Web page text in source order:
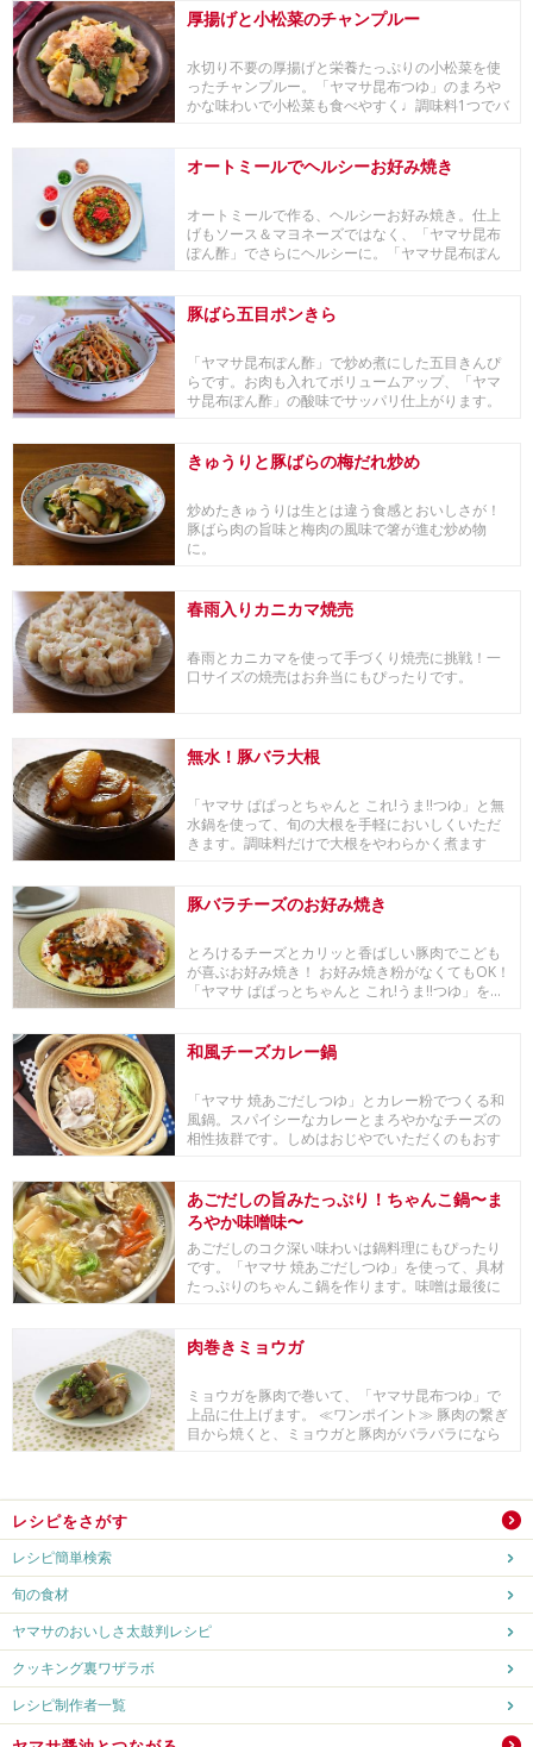
厚揚げと小松菜のチャンプルー
水切り不要の厚揚げと栄養たっぷりの小松菜を使
ったチャンプルー。「ヤマサ昆布つゆ」のまろや
かな味わいで小松菜も食べやすく♩調味料1つでバ
オートミールでヘルシーお好み焼き
オートミールで作る、ヘルシーお好み焼き。仕上
げもソース＆マヨネーズではなく、「ヤマサ昆布
ぽん酢」でさらにヘルシーに。「ヤマサ昆布ぽん
豚ばら五目ポンきら
「ヤマサ昆布ぽん酢」で炒め煮にした五目きんぴ
らです。お肉も入れてボリュームアップ、「ヤマ
サ昆布ぽん酢」の酸味でサッパリ仕上がります。
きゅうりと豚ばらの梅だれ炒め
炒めたきゅうりは生とは違う食感とおいしさが！
豚ばら肉の旨味と梅肉の風味で箸が進む炒め物
に。
春雨入りカニカマ焼売
春雨とカニカマを使って手づくり焼売に挑戦！一
口サイズの焼売はお弁当にもぴったりです。
無水！豚バラ大根
「ヤマサ ぱぱっとちゃんと これ!うま!!つゆ」と無
水鍋を使って、旬の大根を手軽においしくいただ
きます。調味料だけで大根をやわらかく煮ます
豚バラチーズのお好み焼き
とろけるチーズとカリッと香ばしい豚肉でこども
が喜ぶお好み焼き！ お好み焼き粉がなくてもOK！
「ヤマサ ぱぱっとちゃんと これ!うま!!つゆ」を...
和風チーズカレー鍋
「ヤマサ 焼あごだしつゆ」とカレー粉でつくる和
風鍋。スパイシーなカレーとまろやかなチーズの
相性抜群です。しめはおじやでいただくのもおす
あごだしの旨みたっぷり！ちゃんこ鍋〜ま
ろやか味噌味〜
あごだしのコク深い味わいは鍋料理にもぴったり
です。「ヤマサ 焼あごだしつゆ」を使って、具材
たっぷりのちゃんこ鍋を作ります。味噌は最後に
肉巻きミョウガ
ミョウガを豚肉で巻いて、「ヤマサ昆布つゆ」で
上品に仕上げます。 ≪ワンポイント≫ 豚肉の繋ぎ
目から焼くと、ミョウガと豚肉がバラバラになら
レシピをさがす
レシピ簡単検索
旬の食材
ヤマサのおいしさ太鼓判レシピ
クッキング裏ワザラボ
レシピ制作者一覧